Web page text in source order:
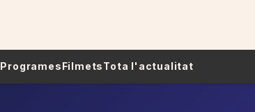
ProgramesFilmetsTota l'actualitat